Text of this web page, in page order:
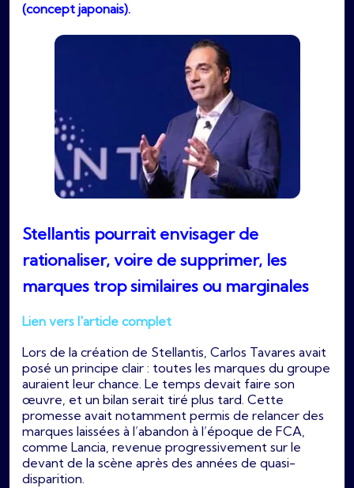
(concept japonais).
Stellantis pourrait envisager de
rationaliser, voire de supprimer, les
marques trop similaires ou marginales
Lien vers l'article complet
Lors de la création de Stellantis, Carlos Tavares avait
posé un principe clair : toutes les marques du groupe
auraient leur chance. Le temps devait faire son
œuvre, et un bilan serait tiré plus tard. Cette
promesse avait notamment permis de relancer des
marques laissées à l’abandon à l’époque de FCA,
comme Lancia, revenue progressivement sur le
devant de la scène après des années de quasi-
disparition.